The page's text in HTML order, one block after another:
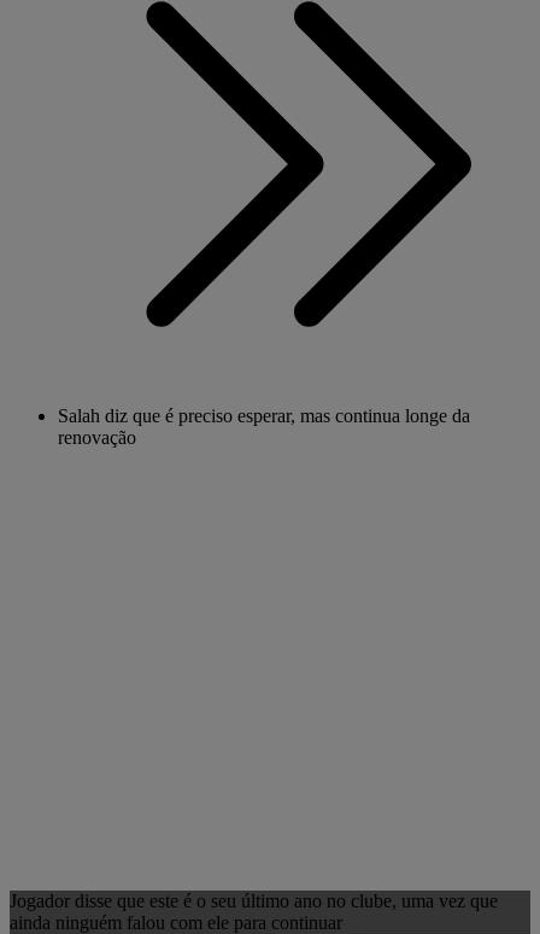
Salah diz que é preciso esperar, mas continua longe da
renovação
Jogador disse que este é o seu último ano no clube, uma vez que
ainda ninguém falou com ele para continuar